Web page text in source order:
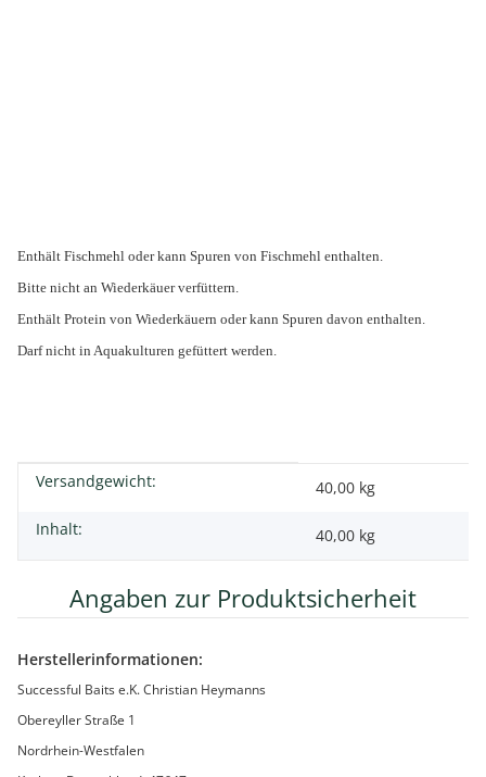
Enthält Fischmehl oder kann Spuren von Fischmehl enthalten.
Bitte nicht an Wiederkäuer verfüttern.
Enthält Protein von Wiederkäuern oder kann Spuren davon enthalten.
Darf nicht in Aquakulturen gefüttert werden.
Produkteigenschaft
Wert
Versandgewicht:
40,00 kg
Inhalt:
40,00 kg
Angaben zur Produktsicherheit
Herstellerinformationen:
Successful Baits e.K. Christian Heymanns
Obereyller Straße 1
Nordrhein-Westfalen